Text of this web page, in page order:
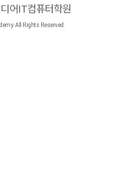
어IT컴퓨터학원
All Rights Reserved.